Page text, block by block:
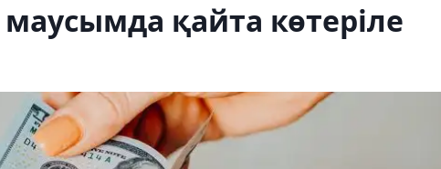
қайта көтеріле